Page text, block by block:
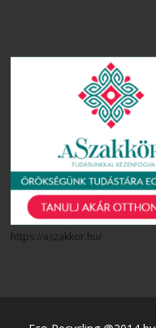
https://aszakkor.hu/